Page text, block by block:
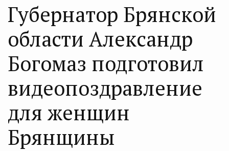
Губернатор Брянской
области Александр
Богомаз подготовил
видеопоздравление
для женщин
Брянщины